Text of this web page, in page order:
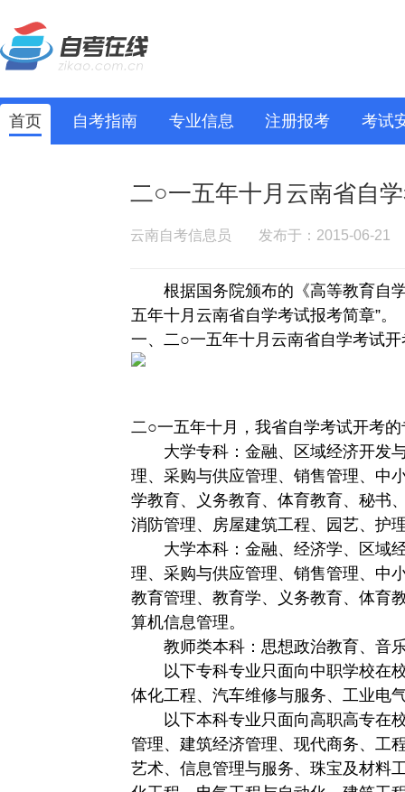
首页 自考指南 专业信息 注册报考 考试
二○一五年十月云南省自
云南自考信息员 发布于：2015-06-21
根据国务院颁布的《高等教育自学
五年十月云南省自学考试报考简章”。
一、二○一五年十月云南省自学考试
二○一五年十月，我省自学考试开考
大学专科：金融、区域经济开发与
理、采购与供应管理、销售管理、中
学教育、义务教育、体育教育、秘书
消防管理、房屋建筑工程、园艺、护
大学本科：金融、经济学、区域经
理、采购与供应管理、销售管理、中
教育管理、教育学、义务教育、体育
算机信息管理。
教师类本科：思想政治教育、音乐
以下专科专业只面向中职学校在校
体化工程、汽车维修与服务、工业电
以下本科专业只面向高职高专在校
管理、建筑经济管理、现代商务、工
艺术、信息管理与服务、珠宝及材料